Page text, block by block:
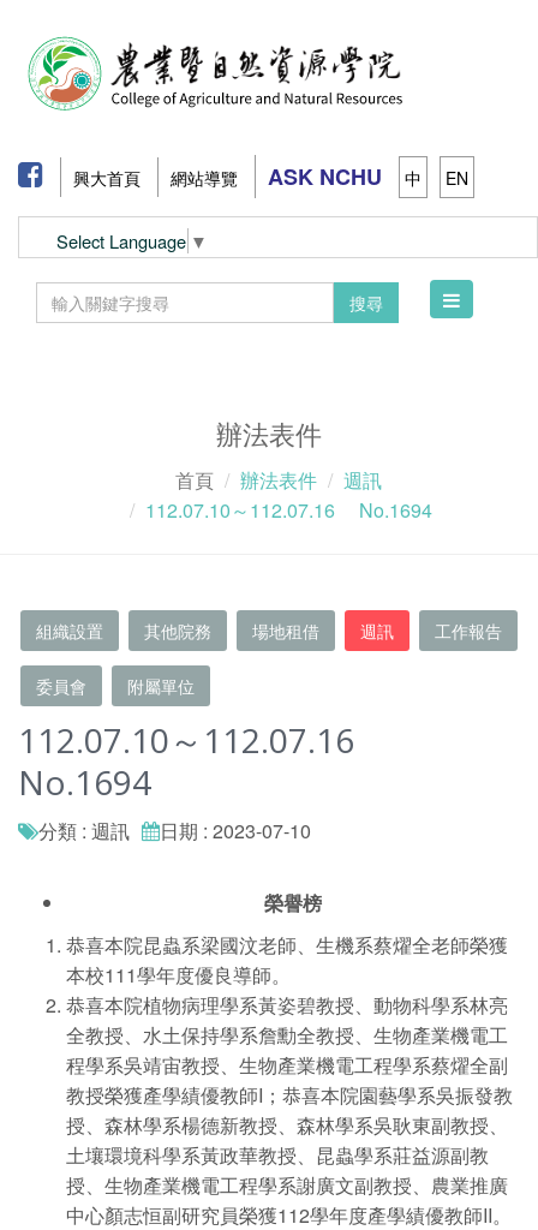
興大首頁 網站導覽 ASK NCHU 中 EN
Select Language ▼
搜尋
Toggle
辦法表件
首頁 辦法表件
週訊
112.07.10～112.07.16 No.1694
組織設置 其他院務 場地租借 週訊 工作報告
委員會 附屬單位
112.07.10～112.07.16
No.1694
分類 : 週訊 日期 : 2023-07-10
榮譽榜
恭喜本院昆蟲系梁國汶老師、生機系蔡燿全老師榮獲
本校111學年度優良導師。
恭喜本院植物病理學系黃姿碧教授、動物科學系林亮
全教授、水土保持學系詹勳全教授、生物產業機電工
程學系吳靖宙教授、生物產業機電工程學系蔡燿全副
教授榮獲產學績優教師I；恭喜本院園藝學系吳振發教
授、森林學系楊德新教授、森林學系吳耿東副教授、
土壤環境科學系黃政華教授、昆蟲學系莊益源副教
授、生物產業機電工程學系謝廣文副教授、農業推廣
中心顏志恒副研究員榮獲112學年度產學績優教師II。